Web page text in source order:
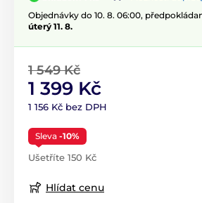
Objednávky do 10. 8. 06:00,
úterý 11. 8.
1 549 Kč
1 399 Kč
1 156 Kč bez DPH
Sleva -10%
Ušetříte 150 Kč
Hlídat cenu